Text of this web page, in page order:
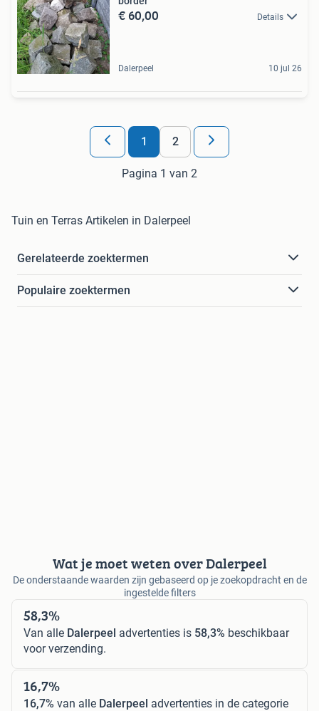
€ 60,00 Details
Dalerpeel 10 jul 26
1 2
Pagina 1 van 2
Tuin en Terras Artikelen in Dalerpeel
Gerelateerde zoektermen
Populaire zoektermen
Wat je moet weten over Dalerpeel
De onderstaande waarden zijn gebaseerd op je zoekopdracht en de
ingestelde filters
58,3%
Van alle Dalerpeel advertenties is 58,3% beschikbaar
voor verzending.
16,7%
16,7% van alle Dalerpeel advertenties in de categorie